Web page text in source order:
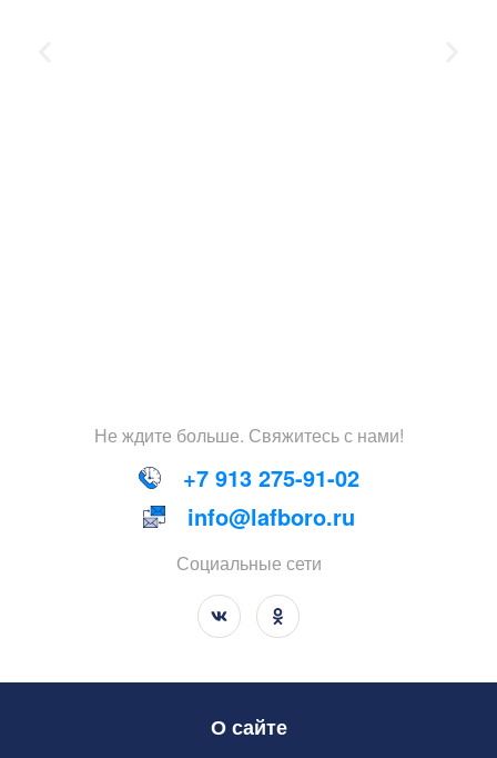
Не ждите больше. Свяжитесьс нами!
+7 913 275-91-02
info@lafboro.ru
Социальные сети
О сайте